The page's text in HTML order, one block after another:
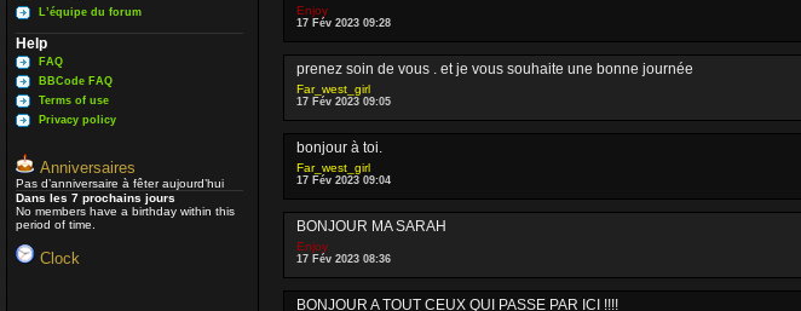
L’équipe du forum
Help
FAQ
BBCode FAQ
Terms of use
Privacy policy
Anniversaires
Pas d’anniversaire à fêter aujourd’hui
Dans les 7 prochains jours
No members have a birthday within this
period of time.
Clock
Enjoy
17 Fév 2023 09:28
prenez soin de vous . et je vous souhaite une bonne journée
Far_west_girl
17 Fév 2023 09:05
bonjour à toi.
Far_west_girl
17 Fév 2023 09:04
BONJOUR MA SARAH
Enjoy
17 Fév 2023 08:36
BONJOUR A TOUT CEUX QUI PASSE PAR ICI !!!!